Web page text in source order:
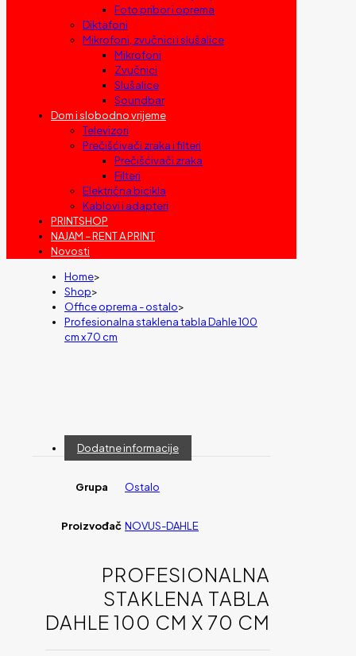
Foto pribor i oprema
Diktafoni
Mikrofoni, zvučnici i slušalice
Mikrofoni
Zvučnici
Slušalice
Soundbar
Dom i slobodno vrijeme
Televizori
Prečišćivači zraka i filteri
Prečišćivači zraka
Filteri
Električna bicikla
Kablovi i adapteri
PRINTSHOP
NAJAM – RENT A PRINT
Novosti
Home>
Shop>
Office oprema - ostalo>
Profesionalna staklena tabla Dahle 100
cm x 70 cm
Dodatne informacije
Grupa Ostalo
Proizvođač NOVUS-DAHLE
PROFESIONALNA
STAKLENA TABLA
DAHLE 100 CM X 70 CM